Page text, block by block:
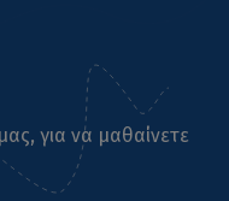
για να μαθαίνετε